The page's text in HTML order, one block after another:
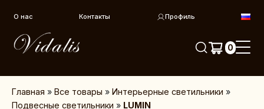
О нас Контакты Профиль
0
Главная »Все товары »Интерьерные светильники »
Подвесные светильники » LUMIN